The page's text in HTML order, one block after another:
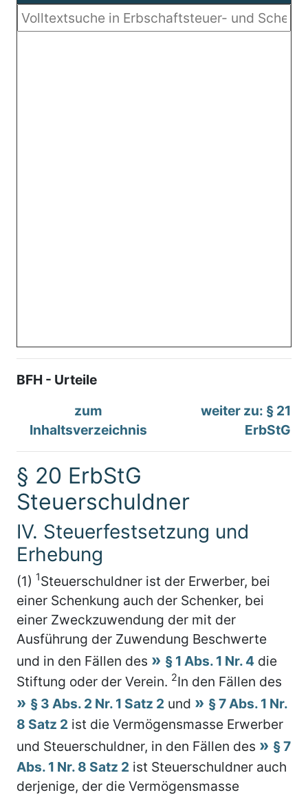
BFH - Urteile
zum
Inhaltsverzeichnis
weiter zu: § 21
ErbStG
§ 20 ErbStG
Steuerschuldner
IV. Steuerfestsetzung und
Erhebung
(1) 1Steuerschuldner ist der Erwerber, bei
einer Schenkung auch der Schenker, bei
einer Zweckzuwendung der mit der
Ausführung der Zuwendung Beschwerte
und in den Fällen des
§ 1 Abs. 1 Nr. 4 die
Stiftung oder der Verein. 2In den Fällen des
§ 3 Abs. 2 Nr. 1 Satz 2 und
§ 7 Abs. 1 Nr.
8 Satz 2 ist die Vermögensmasse Erwerber
und Steuerschuldner, in den Fällen des
§ 7
Abs. 1 Nr. 8 Satz 2 ist Steuerschuldner auch
derjenige, der die Vermögensmasse